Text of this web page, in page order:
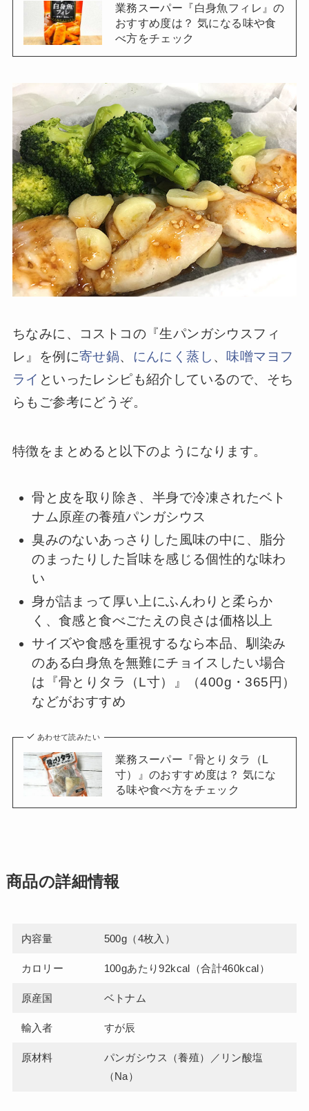
業務スーパー『白身魚フィレ』の
おすすめ度は？ 気になる味や食
べ方をチェック
ちなみに、コストコの『生パンガシウスフィ
レ』を例に寄せ鍋、 にんにく蒸し 、味噌マヨフ
ライ といったレシピも紹介しているので、そち
らもご参考にどうぞ。
特徴をまとめると以下のようになります。
骨と皮を取り除き、半身で冷凍されたベト
ナム原産の養殖パンガシウス
臭みのないあっさりした風味の中に、脂分
のまったりした旨味を感じる個性的な味わ
い
身が詰まって厚い上にふんわりと柔らか
く、食感と食べごたえの良さは価格以上
サイズや食感を重視するなら本品、馴染み
のある白身魚を無難にチョイスしたい場合
は『骨とりタラ（L寸）』（400g・365円）
などがおすすめ
あわせて読みたい
業務スーパー『骨とりタラ（L
寸）』のおすすめ度は？ 気にな
る味や食べ方をチェック
商品の詳細情報
内容量 500g（4枚入）
カロリー 100gあたり92kcal（合計460kcal）
原産国 ベトナム
輸入者 すが辰
原材料
パンガシウス（養殖）／リン酸塩
（Na）